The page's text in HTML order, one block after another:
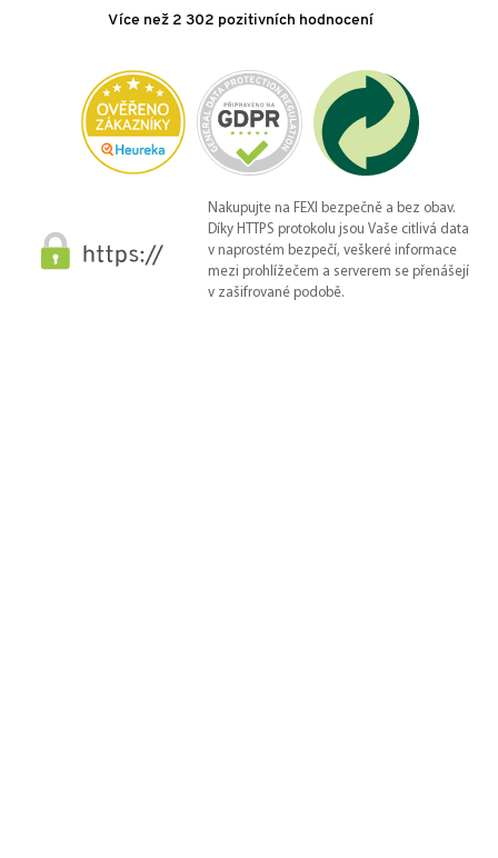
Více než 2 302 pozitivních hodnocení
Nakupujte na FEXI bezpečně a bez obav.
Díky HTTPS protokolu jsou Vaše citlivá data
v naprostém bezpečí, veškeré informace
mezi prohlížečem a serverem se přenášejí
v zašifrované podobě.